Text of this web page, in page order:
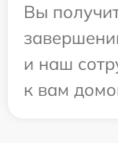
Вы
и наш
к вам